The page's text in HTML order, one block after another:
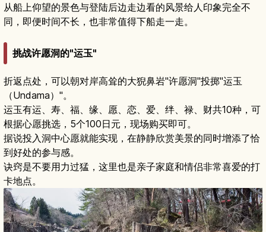
从船上仰望的景色与登陆后边走边看的风景给人印象完全不
同，即便时间不长，也非常值得下船走一走。
挑战许愿洞的"运玉"
折返点处，可以朝对岸高耸的大猊鼻岩"许愿洞"投掷"运玉
（Undama）"。
运玉有运、寿、福、缘、愿、恋、爱、绊、禄、财共10种，可
根据心愿挑选，5个100日元，现场购买即可。
据说投入洞中心愿就能实现，在静静欣赏美景的同时增添了恰
到好处的参与感。
诀窍是不要用力过猛，这里也是亲子家庭和情侣非常喜爱的打
卡地点。